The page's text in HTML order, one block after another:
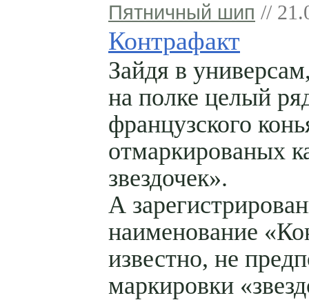
Пятничный шип //
Контрафакт
Зайдя в
на полке целый
французского
отмаркированых
звездочек».
А
наименование
известно, не
маркировки